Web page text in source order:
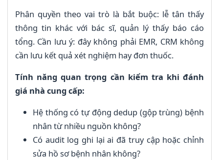
Phân quyền theo vai trò là bắt buộc: lễ tân thấy
thông tin khác với bác sĩ, quản lý thấy báo cáo
tổng. Cần lưu ý: đây không phải EMR, CRM không
cần lưu kết quả xét nghiệm hay đơn thuốc.
Tính năng quan trọng cần kiểm tra khi đánh
giá nhà cung cấp:
Hệ thống có tự động dedup (gộp trùng) bệnh
nhân từ nhiều nguồn không?
Có audit log ghi lại ai đã truy cập hoặc chỉnh
sửa hồ sơ bệnh nhân không?